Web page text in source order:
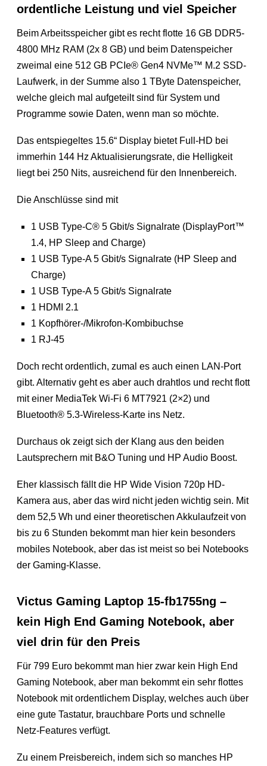
ordentliche Leistung und viel Speicher
Beim Arbeitsspeicher gibt es recht flotte 16 GB DDR5-
4800 MHz RAM (2x 8 GB) und beim Datenspeicher
zweimal eine 512 GB PCIe® Gen4 NVMe™ M.2 SSD-
Laufwerk, in der Summe also 1 TByte Datenspeicher,
welche gleich mal aufgeteilt sind für System und
Programme sowie Daten, wenn man so möchte.
Das entspiegeltes 15.6“ Display bietet Full-HD bei
immerhin 144 Hz Aktualisierungsrate, die Helligkeit
liegt bei 250 Nits, ausreichend für den Innenbereich.
Die Anschlüsse sind mit
1 USB Type-C® 5 Gbit/s Signalrate (DisplayPort™
1.4, HP Sleep and Charge)
1 USB Type-A 5 Gbit/s Signalrate (HP Sleep and
Charge)
1 USB Type-A 5 Gbit/s Signalrate
1 HDMI 2.1
1 Kopfhörer-/Mikrofon-Kombibuchse
1 RJ-45
Doch recht ordentlich, zumal es auch einen LAN-Port
gibt. Alternativ geht es aber auch drahtlos und recht flott
mit einer MediaTek Wi-Fi 6 MT7921 (2×2) und
Bluetooth® 5.3-Wireless-Karte ins Netz.
Durchaus ok zeigt sich der Klang aus den beiden
Lautsprechern mit B&O Tuning und HP Audio Boost.
Eher klassisch fällt die HP Wide Vision 720p HD-
Kamera aus, aber das wird nicht jeden wichtig sein. Mit
dem 52,5 Wh und einer theoretischen Akkulaufzeit von
bis zu 6 Stunden bekommt man hier kein besonders
mobiles Notebook, aber das ist meist so bei Notebooks
der Gaming-Klasse.
Victus Gaming Laptop 15-fb1755ng –
kein High End Gaming Notebook, aber
viel drin für den Preis
Für 799 Euro bekommt man hier zwar kein High End
Gaming Notebook, aber man bekommt ein sehr flottes
Notebook mit ordentlichem Display, welches auch über
eine gute Tastatur, brauchbare Ports und schnelle
Netz-Features verfügt.
Zu einem Preisbereich, indem sich so manches HP